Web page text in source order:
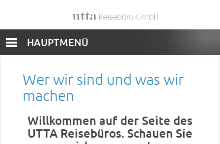
HAUPTMENÜ
Wer wir sind und was wir
machen
Willkommen auf der Seite des
UTTA Reisebüros. Schauen Sie